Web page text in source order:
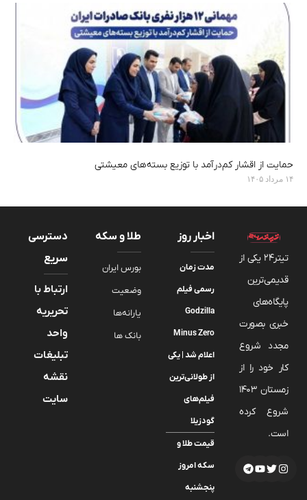
حمایت از اقشار کم‌درآمد با توزیع بسته‌های معیشتی
۱۴ مرداد ۱۴۰۵
تیتر24 یکی از
قدیمی‌ترین
پایگاه‌های
خبری بصورت
مجدد شروع
کار خود را از
زمستان 1403
شروع کرده
است.
اخبار روز
مدت‌ زمان
رسمی فیلم
Godzilla
Minus Zero
اعلام شد |‌ یکی
از طولانی‌ترین
فیلم‌های
گودزیلا
قیمت طلا و
سکه امروز
پنجشنبه
طلا و سکه
بورس ایران
وضعیت
یارانه‌ها
بانک ها
دسترسی
سریع
ارتباط با
تحریریه
واحد
تبلیغات
نقشه
سایت